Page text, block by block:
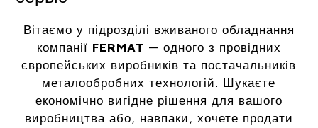
Вітаємо у підрозділі вживаного обладнання
компанії FERMAT — одного з провідних
європейських виробників та постачальників
металообробних технологій. Шукаєте
економічно вигідне рішення для вашого
виробництва або, навпаки, хочете продати